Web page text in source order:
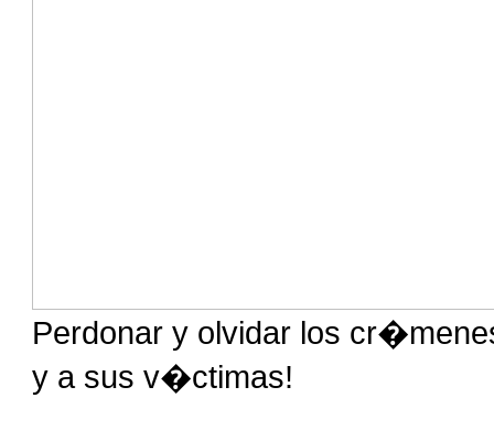
Perdonar y olvidar los
y a sus v�ctimas!